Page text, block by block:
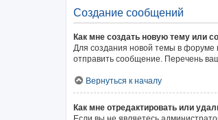
Создание сообщений
Как мне создать новую тему или
Для создания новой темы в форуме
отправить сообщение. Перечень
Вернуться к началу
Как мне отредактировать или